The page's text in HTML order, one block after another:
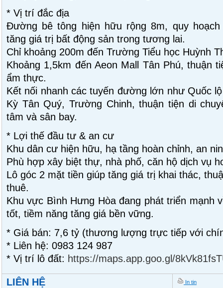
* Vị trí đắc địa
Đường bê tông hiện hữu rộng 8m, quy
tăng giá trị bất động sản trong tương lai.
Chỉ khoảng 200m đến Trường Tiểu học Huỳnh
Khoảng 1,5km đến Aeon Mall Tân Phú, thuận
ẩm thực.
Kết nối nhanh các tuyến đường lớn như Quốc
Kỳ Tân Quý, Trường Chinh, thuận tiện di
tâm và sân bay.
* Lợi thế đầu tư & an cư
Khu dân cư hiện hữu, hạ tầng hoàn chỉnh, an
Phù hợp xây biệt thự, nhà phố, căn hộ dịch vụ
Lô góc 2 mặt tiền giúp tăng giá trị khai thác,
thuê.
Khu vực Bình Hưng Hòa đang phát triển mạnh
tốt, tiềm năng tăng giá bền vững.
* Giá bán: 7,6 tỷ (thương lượng trực tiếp với
* Liên hệ: 0983 124 987
* Vị trí lô đất: https://maps.app.goo.gl/
LIÊN HỆ In tin